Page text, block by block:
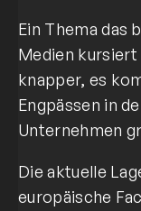
Ein Thema das
Medien
knapper, es
Engpässen in
Unternehmen
Die aktuelle
europäische